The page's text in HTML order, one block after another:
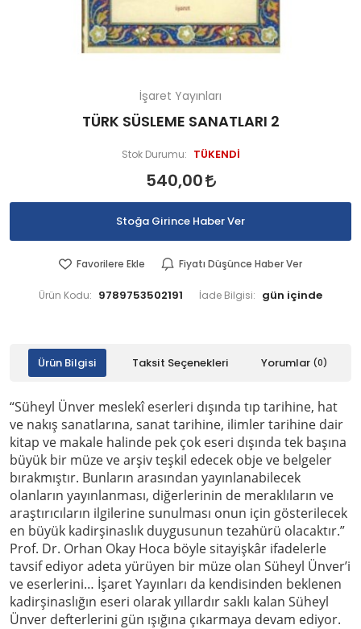
İşaret Yayınları
TÜRK SÜSLEME SANATLARI 2
Stok Durumu: TÜKENDİ
540,00
Stoğa Girince Haber Ver
Favorilere Ekle Fiyatı Düşünce Haber Ver
Ürün Kodu: 9789753502191 İade Bilgisi:
Ürün Bilgisi Taksit Seçenekleri Yorumlar (0)
“Süheyl Ünver meslekî eserleri dışında tıp tarihine, hat
ve nakış sanatlarına, sanat tarihine, ilimler tarihine dair
kitap ve makale halinde pek çok eseri dışında tek başına
büyük bir müze ve arşiv teşkil edecek obje ve belgeler
bırakmıştır. Bunların arasından yayınlanabilecek
olanların yayınlanması, diğerlerinin de meraklıların ve
araştırıcıların ilgilerine sunulması onun için gösterilecek
en büyük kadirşinaslık duygusunun tezahürü olacaktır.”
Prof. Dr. Orhan Okay Hoca böyle sitayişkâr ifadelerle
tavsif ediyor adeta yürüyen bir müze olan Süheyl Ünver’i
ve eserlerini… İşaret Yayınları da kendisinden beklenen
kadirşinaslığın eseri olarak yıllardır saklı kalan Süheyl
Ünver defterlerini gün ışığına çıkarmaya devam ediyor.